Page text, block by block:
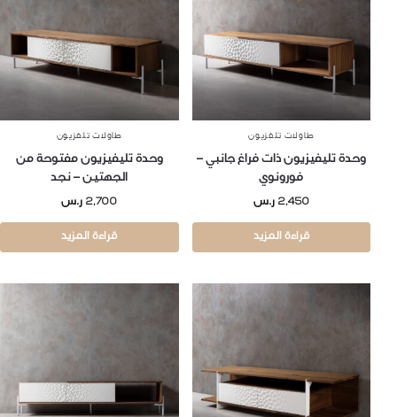
طاولات تلفزيون
وحدة تليفيزيون ذات فراغ جانبي –
فورونوي
2,450 ر.س
قراءة المزيد
طاولات تلفزيون
وحدة تليفيزيون مفتوحة من
الجهتين – نجد
2,700 ر.س
قراءة المزيد